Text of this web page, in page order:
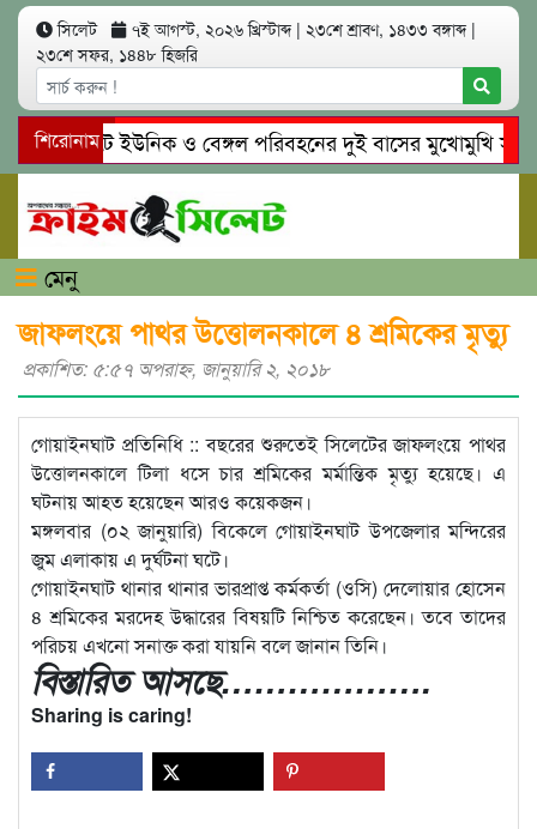
সিলেট ৭ই আগস্ট, ২০২৬ খ্রিস্টাব্দ | ২৩শে শ্রাবণ, ১৪৩৩ বঙ্গাব্দ |
২৩শে সফর, ১৪৪৮ হিজরি
শিরোনাম
সিলেটে ইউনিক ও বেঙ্গল পরিবহনের দুই বাসের মুখোমুখি
গোয়াইনঘাটে প্রেমের ফাঁদে তরুণী পাচার: মাদকাসক্ত রিমালকে
মেনু
জাফলংয়ে পাথর উত্তোলনকালে ৪ শ্রমিকের মৃত্যু
প্রকাশিত: ৫:৫৭ অপরাহ্ণ, জানুয়ারি ২, ২০১৮
গোয়াইনঘাট প্রতিনিধি :: বছরের শুরুতেই সিলেটের জাফলংয়ে পাথর
উত্তোলনকালে টিলা ধসে চার শ্রমিকের মর্মান্তিক মৃত্যু হয়েছে। এ
ঘটনায় আহত হয়েছেন আরও কয়েকজন।
মঙ্গলবার (০২ জানুয়ারি) বিকেলে গোয়াইনঘাট উপজেলার মন্দিরের
জুম এলাকায় এ দুর্ঘটনা ঘটে।
গোয়াইনঘাট থানার থানার ভারপ্রাপ্ত কর্মকর্তা (ওসি) দেলোয়ার হোসেন
৪ শ্রমিকের মরদেহ উদ্ধারের বিষয়টি নিশ্চিত করেছেন। তবে তাদের
পরিচয় এখনো সনাক্ত করা যায়নি বলে জানান তিনি।
বিস্তারিত আসছে……………….
Sharing is caring!